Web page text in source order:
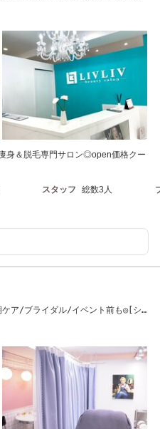
身＆脱毛専門サロン◎open価格クー
スタッフ 総数3人
ア/ブライダル/イベント前も◎[シ